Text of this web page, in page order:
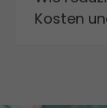
Kosten